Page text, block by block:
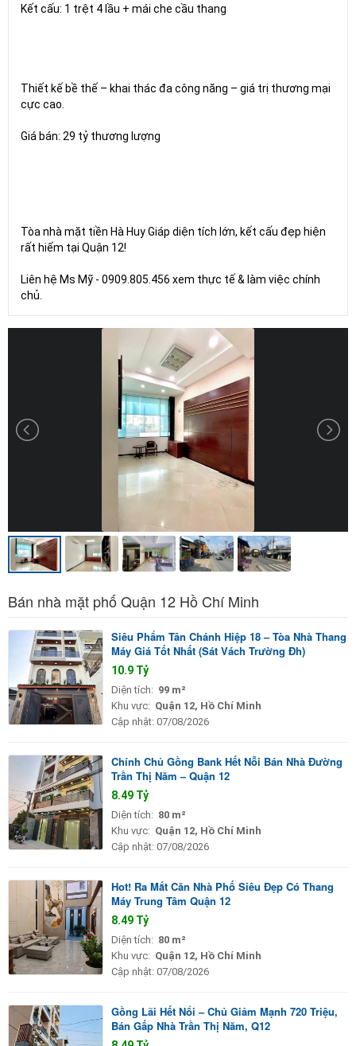
Kết cấu: 1 trệt 4 lầu + mái che cầu thang
Thiết kế bề thế – khai thác đa công năng – giá trị thương mại
cực cao.
Giá bán: 29 tỷ thương lượng
Tòa nhà mặt tiền Hà Huy Giáp diện tích lớn, kết cấu đẹp hiện
rất hiếm tại Quận 12!
Liên hệ Ms Mỹ - 0909.805.456 xem thực tế & làm việc chính
chủ.
Bán nhà mặt phố Quận 12 Hồ Chí Minh
Siêu Phẩm Tân Chánh Hiệp 18 – Tòa Nhà Thang
Máy Giá Tốt Nhất (Sát Vách Trường Đh)
10.9 Tỷ
Diện tích: 99 m²
Khu vực: Quận 12, Hồ Chí Minh
Cập nhật: 07/08/2026
Chính Chủ Gồng Bank Hết Nỗi Bán Nhà Đường
Trần Thị Năm – Quận 12
8.49 Tỷ
Diện tích: 80 m²
Khu vực: Quận 12, Hồ Chí Minh
Cập nhật: 07/08/2026
Hot! Ra Mắt Căn Nhà Phố Siêu Đẹp Có Thang
Máy Trung Tâm Quận 12
8.49 Tỷ
Diện tích: 80 m²
Khu vực: Quận 12, Hồ Chí Minh
Cập nhật: 07/08/2026
Gồng Lãi Hết Nổi – Chủ Giảm Mạnh 720 Triệu,
Bán Gấp Nhà Trần Thị Năm, Q12